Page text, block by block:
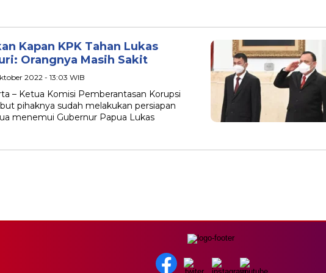
Kapan KPK Tahan Lukas
Orangnya Masih Sakit
2022 - 13:03 WIB
– Ketua Komisi Pemberantasan Korupsi
pihaknya sudah melakukan persiapan
menemui Gubernur Papua Lukas